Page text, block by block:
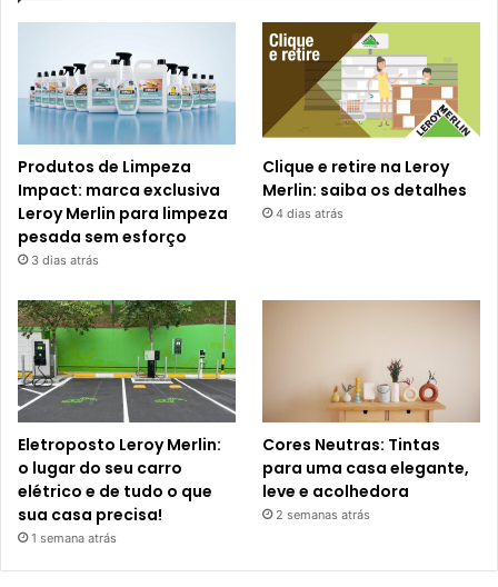
Produtos de Limpeza
Impact: marca exclusiva
Leroy Merlin para limpeza
pesada sem esforço
3 dias atrás
Clique e retire na Leroy
Merlin: saiba os detalhes
4 dias atrás
Eletroposto Leroy Merlin:
o lugar do seu carro
elétrico e de tudo o que
sua casa precisa!
1 semana atrás
Cores Neutras: Tintas
para uma casa elegante,
leve e acolhedora
2 semanas atrás